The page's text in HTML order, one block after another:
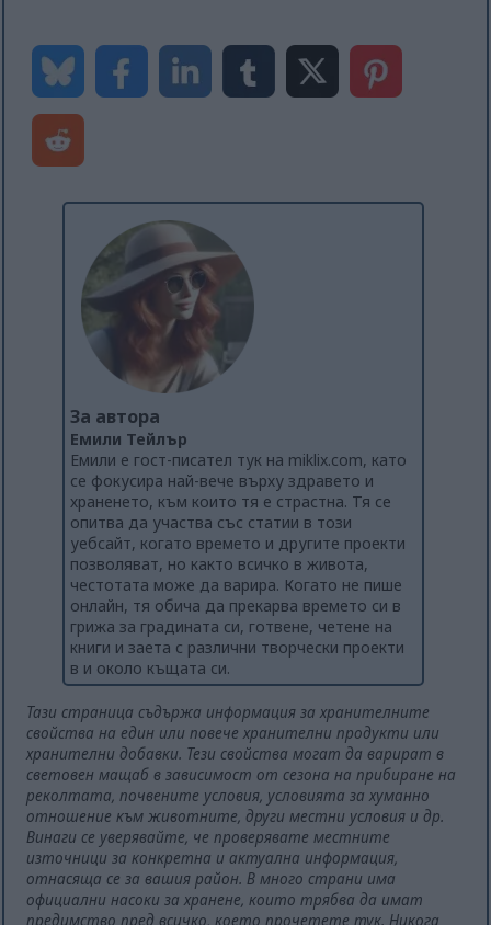
За автора
Емили Тейлър
Емили е гост-писател тук на miklix.com, като
се фокусира най-вече върху здравето и
храненето, към които тя е страстна. Тя се
опитва да участва със статии в този
уебсайт, когато времето и другите проекти
позволяват, но както всичко в живота,
честотата може да варира. Когато не пише
онлайн, тя обича да прекарва времето си в
грижа за градината си, готвене, четене на
книги и заета с различни творчески проекти
в и около къщата си.
Тази страница съдържа информация за хранителните
свойства на един или повече хранителни продукти или
хранителни добавки. Тези свойства могат да варират в
световен мащаб в зависимост от сезона на прибиране на
реколтата, почвените условия, условията за хуманно
отношение към животните, други местни условия и др.
Винаги се уверявайте, че проверявате местните
източници за конкретна и актуална информация,
отнасяща се за вашия район. В много страни има
официални насоки за хранене, които трябва да имат
предимство пред всичко, което прочетете тук. Никога